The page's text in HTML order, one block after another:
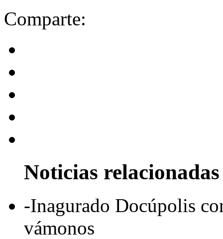
Comparte:
Noticias relacionadas
-Inagurado Docúpolis
vámonos